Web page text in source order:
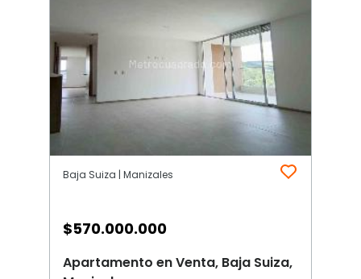
Baja Suiza | Manizales
$570.000.000
Apartamento en Venta, Baja Suiza,